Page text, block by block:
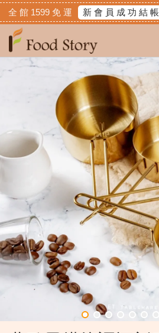
全 館 1599 免 運 新 會 員 成 功 結